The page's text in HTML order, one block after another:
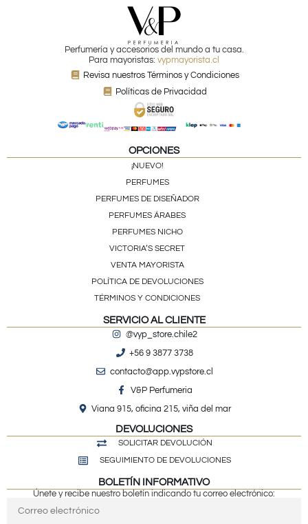
Perfumería y accesorios del mundo a tu casa.
Para mayoristas: vypmayorista.cl
Revisa nuestros Términos y Condiciones
Políticas de Privacidad
OPCIONES
¡NUEVO!
PERFUMES
PERFUMES DE DISEÑADOR
PERFUMES ÁRABES
PERFUMES NICHO
VICTORIA’S SECRET
VENTA MAYORISTA
POLÍTICA DE DEVOLUCIONES
TÉRMINOS Y CONDICIONES
SERVICIO AL CLIENTE
@vyp_store.chile2
+56 9 3877 3738
contacto@app.vypstore.cl
V&P Perfumeria
Viana 915, oficina 215, viña del mar
DEVOLUCIONES
SOLICITAR DEVOLUCIÓN
SEGUIMIENTO DE DEVOLUCIONES
BOLETÍN INFORMATIVO
Únete y recibe nuestro boletín indicando tu correo electrónico: